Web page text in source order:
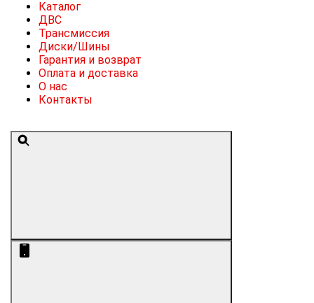
Каталог
ДВС
Трансмиссия
Диски/Шины
Гарантия и возврат
Оплата и доставка
О нас
Контакты